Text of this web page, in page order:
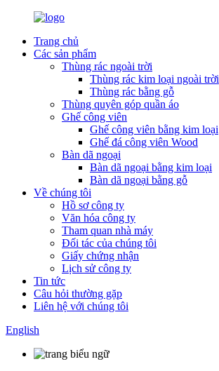
Trang chủ
Các sản phẩm
Thùng rác ngoài trời
Thùng rác kim loại ngoài trời
Thùng rác bằng gỗ
Thùng quyên góp quần áo
Ghế công viên
Ghế công viên bằng kim loại
Ghế đá công viên Wood
Bàn dã ngoại
Bàn dã ngoại bằng kim loại
Bàn dã ngoại bằng gỗ
Về chúng tôi
Hồ sơ công ty
Văn hóa công ty
Tham quan nhà máy
Đối tác của chúng tôi
Giấy chứng nhận
Lịch sử công ty
Tin tức
Câu hỏi thường gặp
Liên hệ với chúng tôi
English